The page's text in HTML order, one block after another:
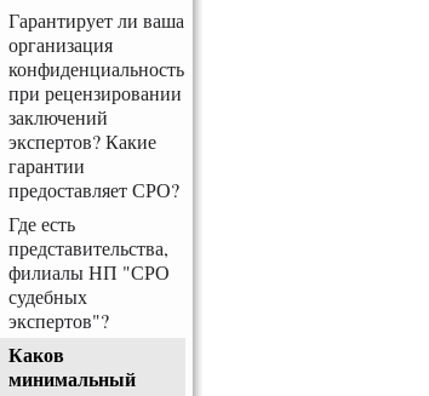
Гарантирует ли ваша
организация
конфиденциальность
при рецензировании
заключений
экспертов? Какие
гарантии
предоставляет СРО?
Где есть
представительства,
филиалы НП "СРО
судебных
экспертов"?
Каков
минимальный